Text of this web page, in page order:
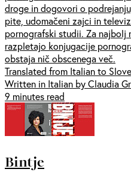
droge in dogovori o
pite, udomačeni zajci in
pornografski studii. Za najbolj
razpletajo konjugacije
obstaja nič obscenega več.
Translated from Italian to
Written in Italian by Claudia
9 minutes read
Bintje